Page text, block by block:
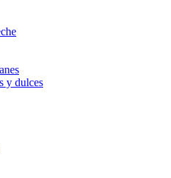
y dulces